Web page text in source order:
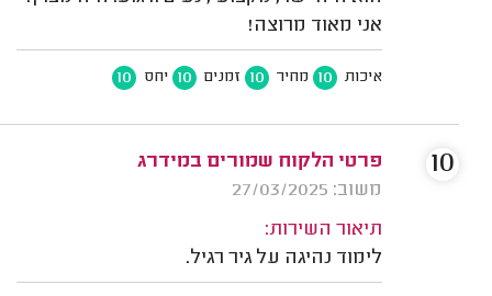
אני מאוד מרוצה!
איכות 10 מחיר 10 זמנים 10 יחס 10
פרטי הלקוח שמורים במידרג
משוב: 27/03/2025
תיאור השירות:
לימוד נהיגה על גיר רגיל.
10